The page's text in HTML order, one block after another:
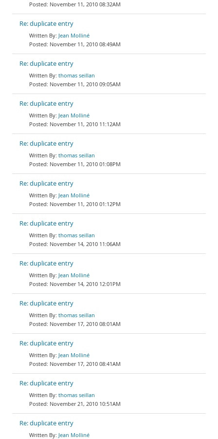
November 11, 2010 08:32AM
Re: duplicate entry
Jean Molliné
November 11, 2010 08:49AM
Re: duplicate entry
thomas seillan
November 11, 2010 09:05AM
Re: duplicate entry
Jean Molliné
November 11, 2010 11:12AM
Re: duplicate entry
thomas seillan
November 11, 2010 01:08PM
Re: duplicate entry
Jean Molliné
November 11, 2010 01:12PM
Re: duplicate entry
thomas seillan
November 14, 2010 11:06AM
Re: duplicate entry
Jean Molliné
November 14, 2010 12:01PM
Re: duplicate entry
thomas seillan
November 17, 2010 08:01AM
Re: duplicate entry
Jean Molliné
November 17, 2010 08:41AM
Re: duplicate entry
thomas seillan
November 21, 2010 10:51AM
Re: duplicate entry
Jean Molliné